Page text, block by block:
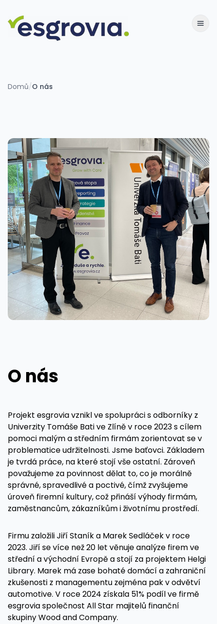
Domů/O nás
O nás
Projekt esgrovia vznikl ve spolupráci s odborníky z
Univerzity Tomáše Bati ve Zlíně v roce 2023 s cílem
pomoci malým a středním firmám zorientovat se v
problematice udržitelnosti. Jsme baťovci. Základem
je tvrdá práce, na které stojí vše ostatní. Zároveň
považujeme za povinnost dělat to, co je morálně
správné, spravedlivé a poctivé, čímž zvyšujeme
úroveň firemní kultury, což přináší výhody firmám,
zaměstnancům, zákazníkům i životnímu prostředí.
Firmu založili Jiří Staník a Marek Sedláček v roce
2023. Jiří se více než 20 let věnuje analýze firem ve
střední a východní Evropě a stojí za projektem Helgi
Library. Marek má zase bohaté domácí a zahraniční
zkušenosti z managementu zejména pak v odvětví
automotive. V roce 2024 získala 51% podíl ve firmě
esgrovia společnost All Star majitelů finanční
skupiny Wood and Company.